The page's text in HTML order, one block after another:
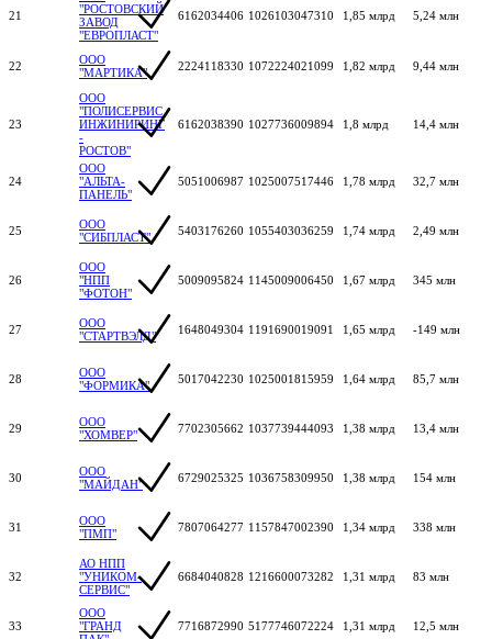
21
"РОСТОВСКИЙ
ЗАВОД
"ЕВРОПЛАСТ"
6162034406 1026103047310 1,85 млрд 5,24 млн
22
ООО
"МАРТИКА"
2224118330 1072224021099 1,82 млрд 9,44 млн
23
ООО
"ПОЛИСЕРВИС
ИНЖИНИРИНГ
-
РОСТОВ"
6162038390 1027736009894 1,8 млрд 14,4 млн
24
ООО
"АЛЬТА-
ПАНЕЛЬ"
5051006987 1025007517446 1,78 млрд 32,7 млн
25
ООО
"СИБПЛАСТ"
5403176260 1055403036259 1,74 млрд 2,49 млн
26
ООО
"НПП
"ФОТОН"
5009095824 1145009006450 1,67 млрд 345 млн
27
ООО
"СТАРТВЭЛД"
1648049304 1191690019091 1,65 млрд -149 млн
28
ООО
"ФОРМИКА"
5017042230 1025001815959 1,64 млрд 85,7 млн
29
ООО
"ХОМВЕР"
7702305662 1037739444093 1,38 млрд 13,4 млн
30
ООО
"МАЙДАН"
6729025325 1036758309950 1,38 млрд 154 млн
31
ООО
"ПМП"
7807064277 1157847002390 1,34 млрд 338 млн
32
АО НПП
"УНИКОМ-
СЕРВИС"
6684040828 1216600073282 1,31 млрд 83 млн
33
ООО
"ГРАНД
7716872990 5177746072224 1,31 млрд 12,5 млн